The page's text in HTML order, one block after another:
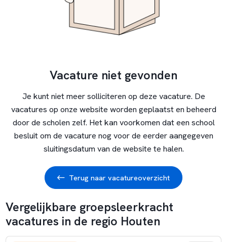
Vacature niet gevonden
Je kunt niet meer solliciteren op deze vacature. De
vacatures op onze website worden geplaatst en beheerd
door de scholen zelf. Het kan voorkomen dat een school
besluit om de vacature nog voor de eerder aangegeven
sluitingsdatum van de website te halen.
Terug naar vacatureoverzicht
Vergelijkbare groepsleerkracht
vacatures in de regio Houten